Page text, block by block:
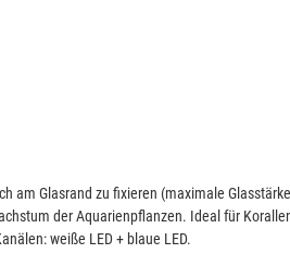
am Glasrand zu fixieren (maximale
der Aquarienpflanzen. Ideal für
weiße LED + blaue LED.